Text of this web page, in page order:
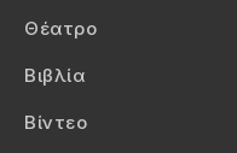
Θέατρο
Βιβλία
Βίντεο